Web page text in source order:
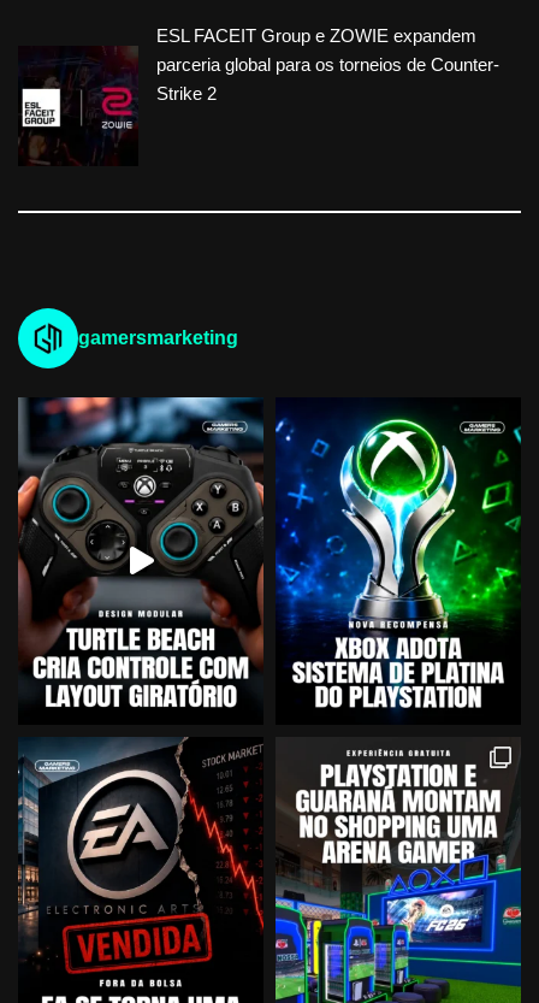
ESL FACEIT Group e ZOWIE expandem
parceria global para os torneios de Counter-
Strike 2
gamersmarketing